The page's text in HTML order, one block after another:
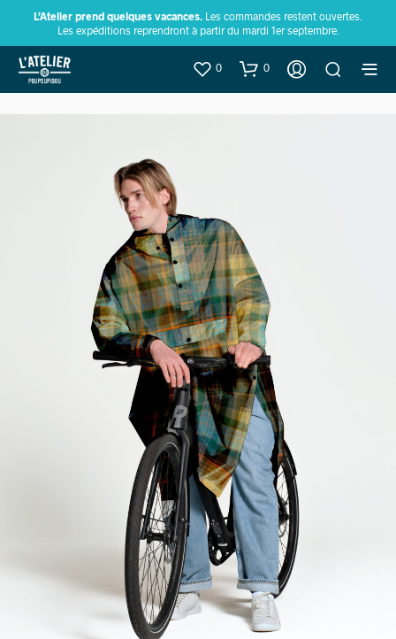
L’Atelier prend quelques vacances. Les commandes restent ouvertes.
Les expéditions reprendront à partir du mardi 1er septembre.
0 0